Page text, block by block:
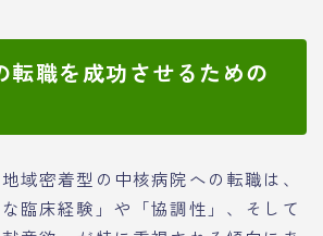
転職を成功させるための
域密着型の中核病院への転職は、
臨床経験」や「協調性」、そして